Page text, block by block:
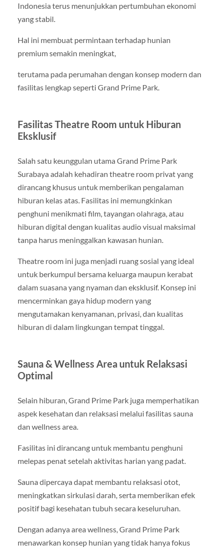
Indonesia terus menunjukkan pertumbuhan ekonomi
yang stabil.
Hal ini membuat permintaan terhadap hunian
premium semakin meningkat,
terutama pada perumahan dengan konsep modern dan
fasilitas lengkap seperti Grand Prime Park.
Fasilitas Theatre Room untuk Hiburan
Eksklusif
Salah satu keunggulan utama Grand Prime Park
Surabaya adalah kehadiran theatre room privat yang
dirancang khusus untuk memberikan pengalaman
hiburan kelas atas. Fasilitas ini memungkinkan
penghuni menikmati film, tayangan olahraga, atau
hiburan digital dengan kualitas audio visual maksimal
tanpa harus meninggalkan kawasan hunian.
Theatre room ini juga menjadi ruang sosial yang ideal
untuk berkumpul bersama keluarga maupun kerabat
dalam suasana yang nyaman dan eksklusif. Konsep ini
mencerminkan gaya hidup modern yang
mengutamakan kenyamanan, privasi, dan kualitas
hiburan di dalam lingkungan tempat tinggal.
Sauna & Wellness Area untuk Relaksasi
Optimal
Selain hiburan, Grand Prime Park juga memperhatikan
aspek kesehatan dan relaksasi melalui fasilitas sauna
dan wellness area.
Fasilitas ini dirancang untuk membantu penghuni
melepas penat setelah aktivitas harian yang padat.
Sauna dipercaya dapat membantu relaksasi otot,
meningkatkan sirkulasi darah, serta memberikan efek
positif bagi kesehatan tubuh secara keseluruhan.
Dengan adanya area wellness, Grand Prime Park
menawarkan konsep hunian yang tidak hanya fokus